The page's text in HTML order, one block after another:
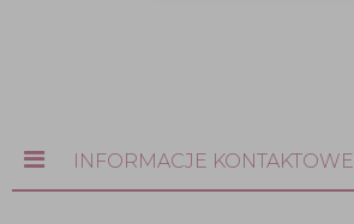
INFORMACJE KONTAKTOWE